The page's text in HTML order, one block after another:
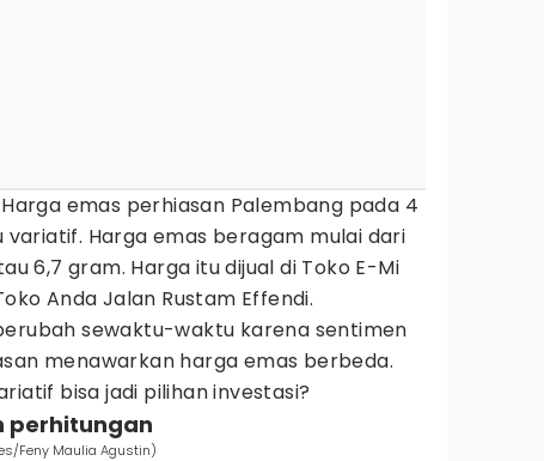
emas perhiasan Palembang pada 4
Harga emas beragam mulai dari
6,7 gram. Harga itu dijual di Toko E-Mi
Anda Jalan Rustam Effendi.
sewaktu-waktu karena sentimen
menawarkan harga emas berbeda.
bisa jadi pilihan investasi?
perhitungan
Feny Maulia Agustin)